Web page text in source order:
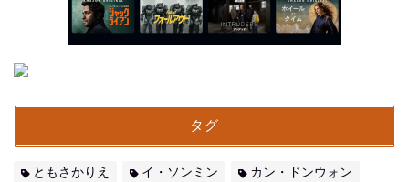
タグ
ともさかりえ イ・ソンミン カン・ドンウォン